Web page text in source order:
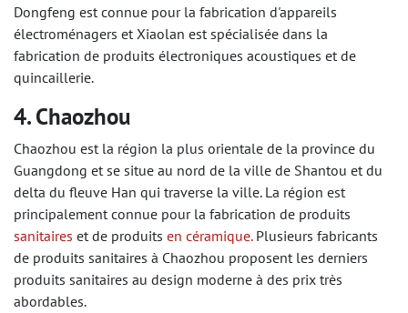
Dongfeng est connue pour la fabrication d'appareils
électroménagers et Xiaolan est spécialisée dans la
fabrication de produits électroniques acoustiques et de
quincaillerie.
4. Chaozhou
Chaozhou est la région la plus orientale de la province du
Guangdong et se situe au nord de la ville de Shantou et du
delta du fleuve Han qui traverse la ville. La région est
principalement connue pour la fabrication de produits
sanitaires et de produits en céramique.Plusieurs fabricants
de produits sanitaires à Chaozhou proposent les derniers
produits sanitaires au design moderne à des prix très
abordables.